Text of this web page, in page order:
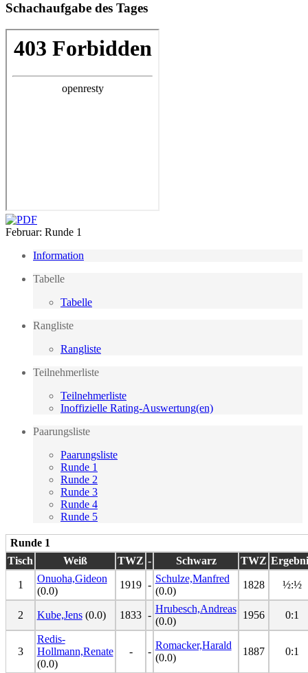
Schachaufgabe des Tages
Februar: Runde 1
Information
Tabelle
Tabelle
Rangliste
Rangliste
Teilnehmerliste
Teilnehmerliste
Inoffizielle Rating-Auswertung(en)
Paarungsliste
Paarungsliste
Runde 1
Runde 2
Runde 3
Runde 4
Runde 5
Runde 1
Tisch
Weiß TWZ - Schwarz TWZ
1
Onuoha,Gideon
(0.0)
1919 -
Schulze,Manfred
(0.0)
1828 ½:½
2 Kube,Jens(0.0) 1833 -
Hrubesch,Andreas
(0.0)
1956 0:1
3
Redis-
Hollmann,Renate
(0.0)
- -
Romacker,Harald
(0.0)
1887 0:1